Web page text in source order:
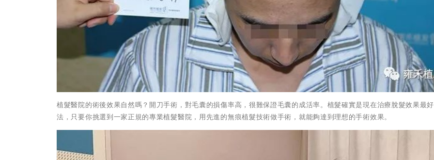
植髮醫院的術後效果自然嗎？開刀手術，對毛囊的損傷率高，很難保證毛囊的成活率。植髮確實是現在治療脫髮效果最
法，只要你挑選到一家正規的專業植髮醫院，用先進的無痕植髮技術做手術，就能夠達到理想的手術效果。